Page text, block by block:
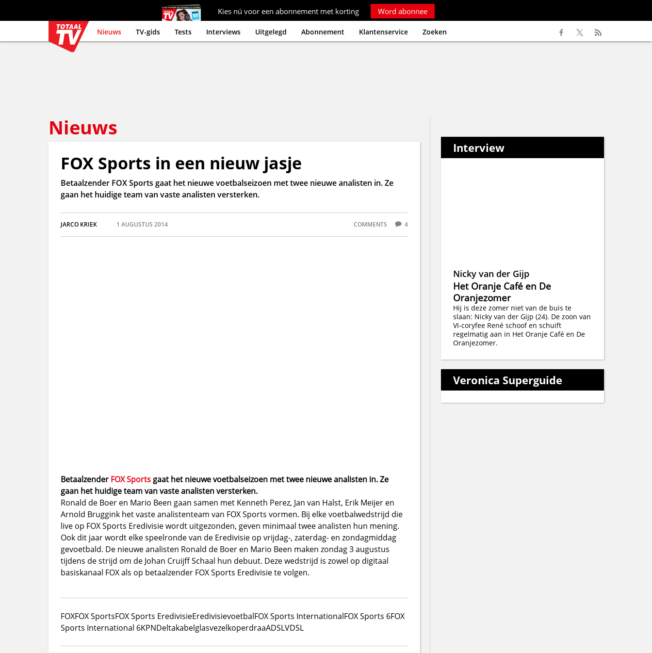
Kies nú voor een abonnement met korting Word abonnee
Nieuws TV-gids Tests Interviews Uitgelegd Abonnement Klantenservice Zoeken
Nieuws
FOX Sports in een nieuw jasje
Betaalzender FOX Sports gaat het nieuwe voetbalseizoen met twee nieuwe analisten in. Ze
gaan het huidige team van vaste analisten versterken.
JARCO KRIEK 1 AUGUSTUS 2014 COMMENTS 4
Betaalzender FOX Sportsgaat het nieuwe voetbalseizoen met twee nieuwe analisten in. Ze
gaan het huidige team van vaste analisten versterken.
Ronald de Boer en Mario Been gaan samen met Kenneth Perez, Jan van Halst, Erik Meijer en
Arnold Bruggink het vaste analistenteam van FOX Sports vormen. Bij elke voetbalwedstrijd die
live op FOX Sports Eredivisie wordt uitgezonden, geven minimaal twee analisten hun mening.
Ook dit jaar wordt elke speelronde van de Eredivisie op vrijdag-, zaterdag- en zondagmiddag
gevoetbald. De nieuwe analisten Ronald de Boer en Mario Been maken zondag 3 augustus
tijdens de strijd om de Johan Cruijff Schaal hun debuut. Deze wedstrijd is zowel op digitaal
basiskanaal FOX als op betaalzender FOX Sports Eredivisie te volgen.
FOXFOX SportsFOX Sports EredivisieEredivisievoetbalFOX Sports InternationalFOX Sports 6FOX
Sports International 6KPNDeltakabelglasvezelkoperdraaADSLVDSL
Interview
Nicky van der Gijp
Het Oranje Café en De
Oranjezomer
Hij is deze zomer niet van de buis te
slaan: Nicky van der Gijp (24). De zoon van
VI-coryfee René schoof en schuift
regelmatig aan in Het Oranje Café en De
Oranjezomer.
Veronica Superguide